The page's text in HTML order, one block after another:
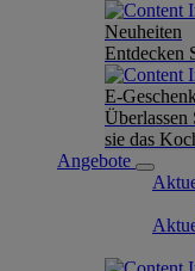
Neuheiten
Entdecken
E-
Überlassen
sie das
Angebote